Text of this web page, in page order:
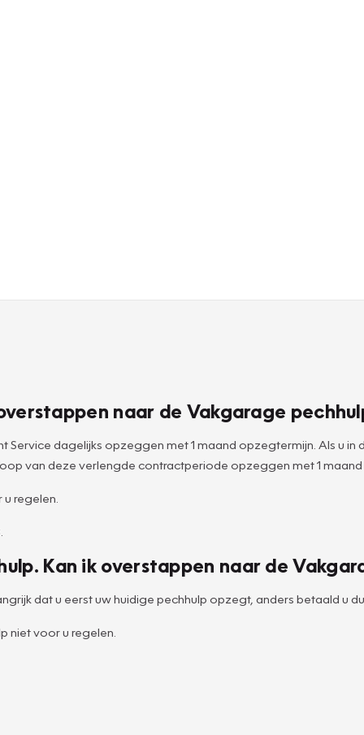
naar de Vakgarage
dagelijks opzeggen met 1 maand opzegtermijn. Als u
van deze verlengde contractperiode opzeggen met 1
regelen.
Kan ik overstappen naar de
dat u eerst uw huidige pechhulp opzegt, anders betaald u
niet voor u regelen.